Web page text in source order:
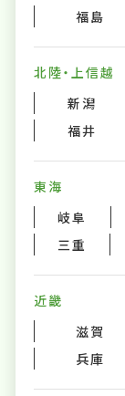
福島
北陸・上信越
新潟
福井
東海
岐阜
三重
近畿
滋賀
兵庫